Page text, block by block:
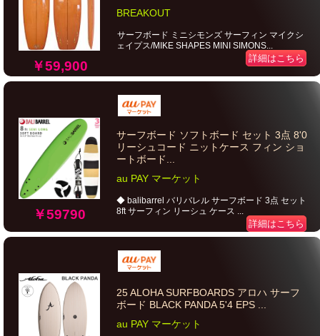
￥59,900
BREAKOUT
サーフボード ミニシモンズ サーフィン マイクシ
ェイプス/MIKE SHAPES MINI SIMONS...
詳細はこちら
￥59790
サーフボード ソフトボード セット 3点 8'0
リーシュコード ニットケース フィン ショ
ートボード...
au PAY マーケット
◆ balibarrel バリバレル サーフボード 3点 セット
8ft サーフィン リーシュ ケース ...
詳細はこちら
25 ALOHA SURFBOARDS アロハ サーフ
ボード BLACK PANDA 5'4 EPS ...
au PAY マーケット